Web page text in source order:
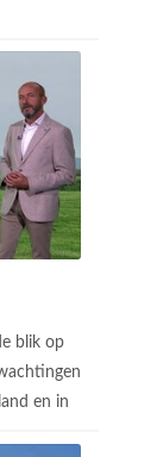
blik op
en in